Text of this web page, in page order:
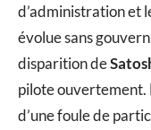
d’administration et
évolue sans
disparition de
pilote ouvertement.
d’une foule de